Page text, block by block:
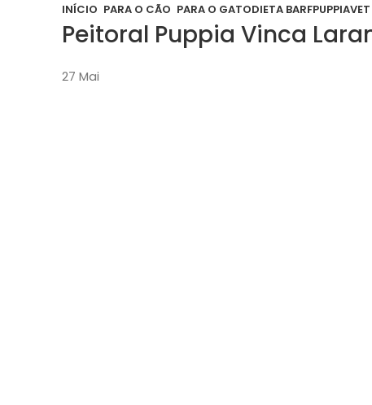
INÍCIO PARA O CÃO PARA O GATODIETA BARFPUPPIA
Peitoral Puppia Vinca
27 Mai